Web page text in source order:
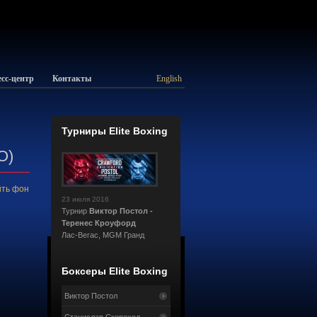
центр Контакты English
фон
Турниры Elite Boxing
23 июля 2016
Турнир Виктор Постол -
Теренес Кроуфорд
Лас-Вегас, MGM Гранд
Боксеры Elite Boxing
Виктор Постол